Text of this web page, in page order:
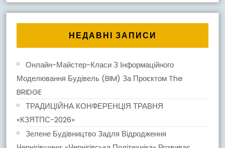
НЕДАВНІ ЗАПИСИ
Онлайн-Майстер-Класи З Інформаційного
Моделювання Будівель (BIM) За Проєктом The
BRIDGE
ТРАДИЦІЙНА КОНФЕРЕНЦІЯ ТРАВНЯ
«КЗЯТПС-2026»
Зелене Будівництво Задля Відродження